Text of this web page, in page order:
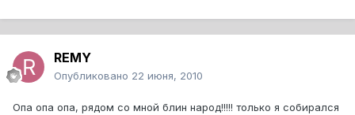
REMY
Опубликовано 22 июня, 2010
Опа опа опа, рядом со мной блин народ!!!!! только я собирался